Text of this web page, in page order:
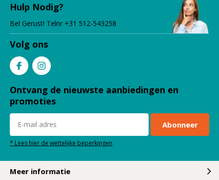
Hulp Nodig?
Bel Gerust! Telnr +31 512-543258
Volg ons
Ontvang de nieuwste aanbiedingen en
promoties
Abonneer
* Lees hier de wettelijke beperkingen
Meer informatie